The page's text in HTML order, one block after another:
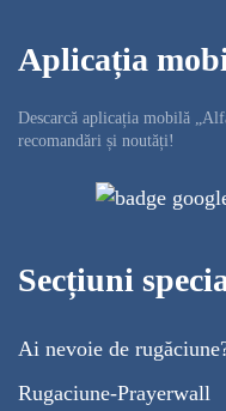
Aplicația
Descarcă aplicația mobilă
recomandări și noutăți!
Secțiuni
Ai nevoie de
Rugaciune-Prayerwall